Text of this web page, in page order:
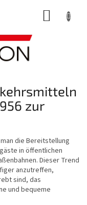
zur
die Bereitstellung
in öffentlichen
Dieser Trend
anzutreffen,
sind, das
und bequeme